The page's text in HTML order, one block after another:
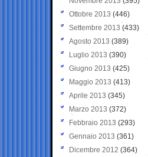
Ottobre 2013 (446)
Settembre 2013 (433)
Agosto 2013 (389)
Luglio 2013 (390)
Giugno 2013 (425)
Maggio 2013 (413)
Aprile 2013 (345)
Marzo 2013 (372)
Febbraio 2013 (293)
Gennaio 2013 (361)
Dicembre 2012 (364)